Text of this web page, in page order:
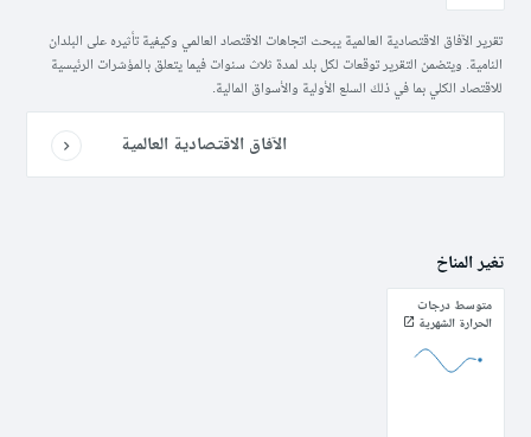
تقرير الآفاق الاقتصادية العالمية يبحث اتجاهات الاقتصاد العالمي وكيفية تأثيره على البلدان
النامية. ويتضمن التقرير توقعات لكل بلد لمدة ثلاث سنوات فيما يتعلق بالمؤشرات الرئيسية
للاقتصاد الكلي بما في ذلك السلع الأولية والأسواق المالية.
الآفاق الاقتصادية العالمية
تغير المناخ
متوسط درجات
الحرارة الشهرية